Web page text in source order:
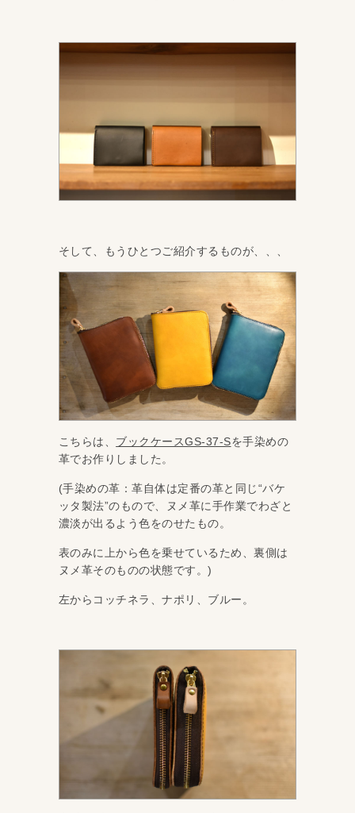
そして、もうひとつご紹介するものが、、、
こちらは、 ブックケースGS-37-Sを手染めの
革でお作りしました。
(手染めの革：革自体は定番の革と同じ“バケ
ッタ製法”のもので、ヌメ革に手作業でわざと
濃淡が出るよう色をのせたもの。
表のみに上から色を乗せているため、裏側は
ヌメ革そのものの状態です。)
左からコッチネラ、ナポリ、ブルー。